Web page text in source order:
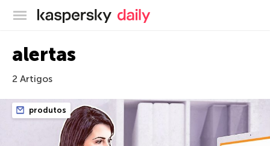
Blog oficial da Kaspersky
alertas
2 Artigos
produtos